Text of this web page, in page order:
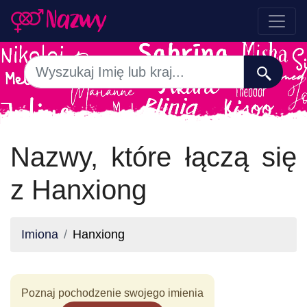
Nazwy, które łączą się
z Hanxiong
Imiona Hanxiong
Poznaj pochodzenie swojego imienia